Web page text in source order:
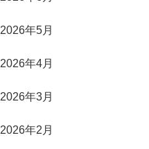
2026年5月
2026年4月
2026年3月
2026年2月